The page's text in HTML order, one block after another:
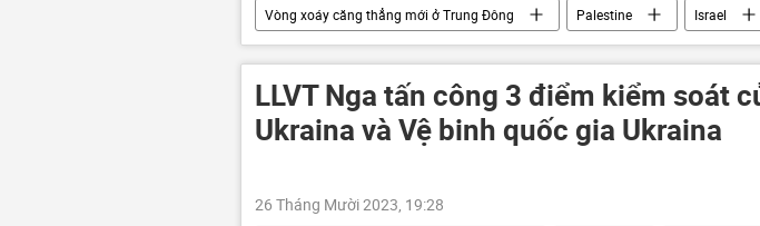
Vòng xoáy căng thẳng mới ở Trung Đông Palestine Israel
Gaza
Quân sự Báo chí thế giới
LLVT Nga tấn công 3 điểm kiểm soát
Ukraina và Vệ binh quốc gia Ukraina
26 Tháng Mười 2023, 19:28